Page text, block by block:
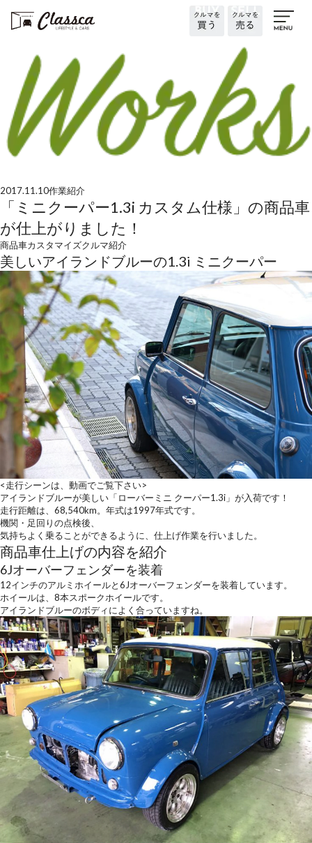
2017.11.10作業紹介
「ミニクーパー1.3i カスタム仕様」の商品車
が仕上がりました！
商品車カスタマイズクルマ紹介
美しいアイランドブルーの1.3i ミニクーパー
<走行シーンは、動画でご覧下さい>
アイランドブルーが美しい「ローバーミニ クーパー1.3i」が入荷です！
走行距離は、68,540km。年式は1997年式です。
機関・足回りの点検後、
気持ちよく乗ることができるように、仕上げ作業を行いました。
商品車仕上げの内容を紹介
6Jオーバーフェンダーを装着
12インチのアルミホイールと6Jオーバーフェンダーを装着しています。
ホイールは、8本スポークホイールです。
アイランドブルーのボディによく合っていますね。